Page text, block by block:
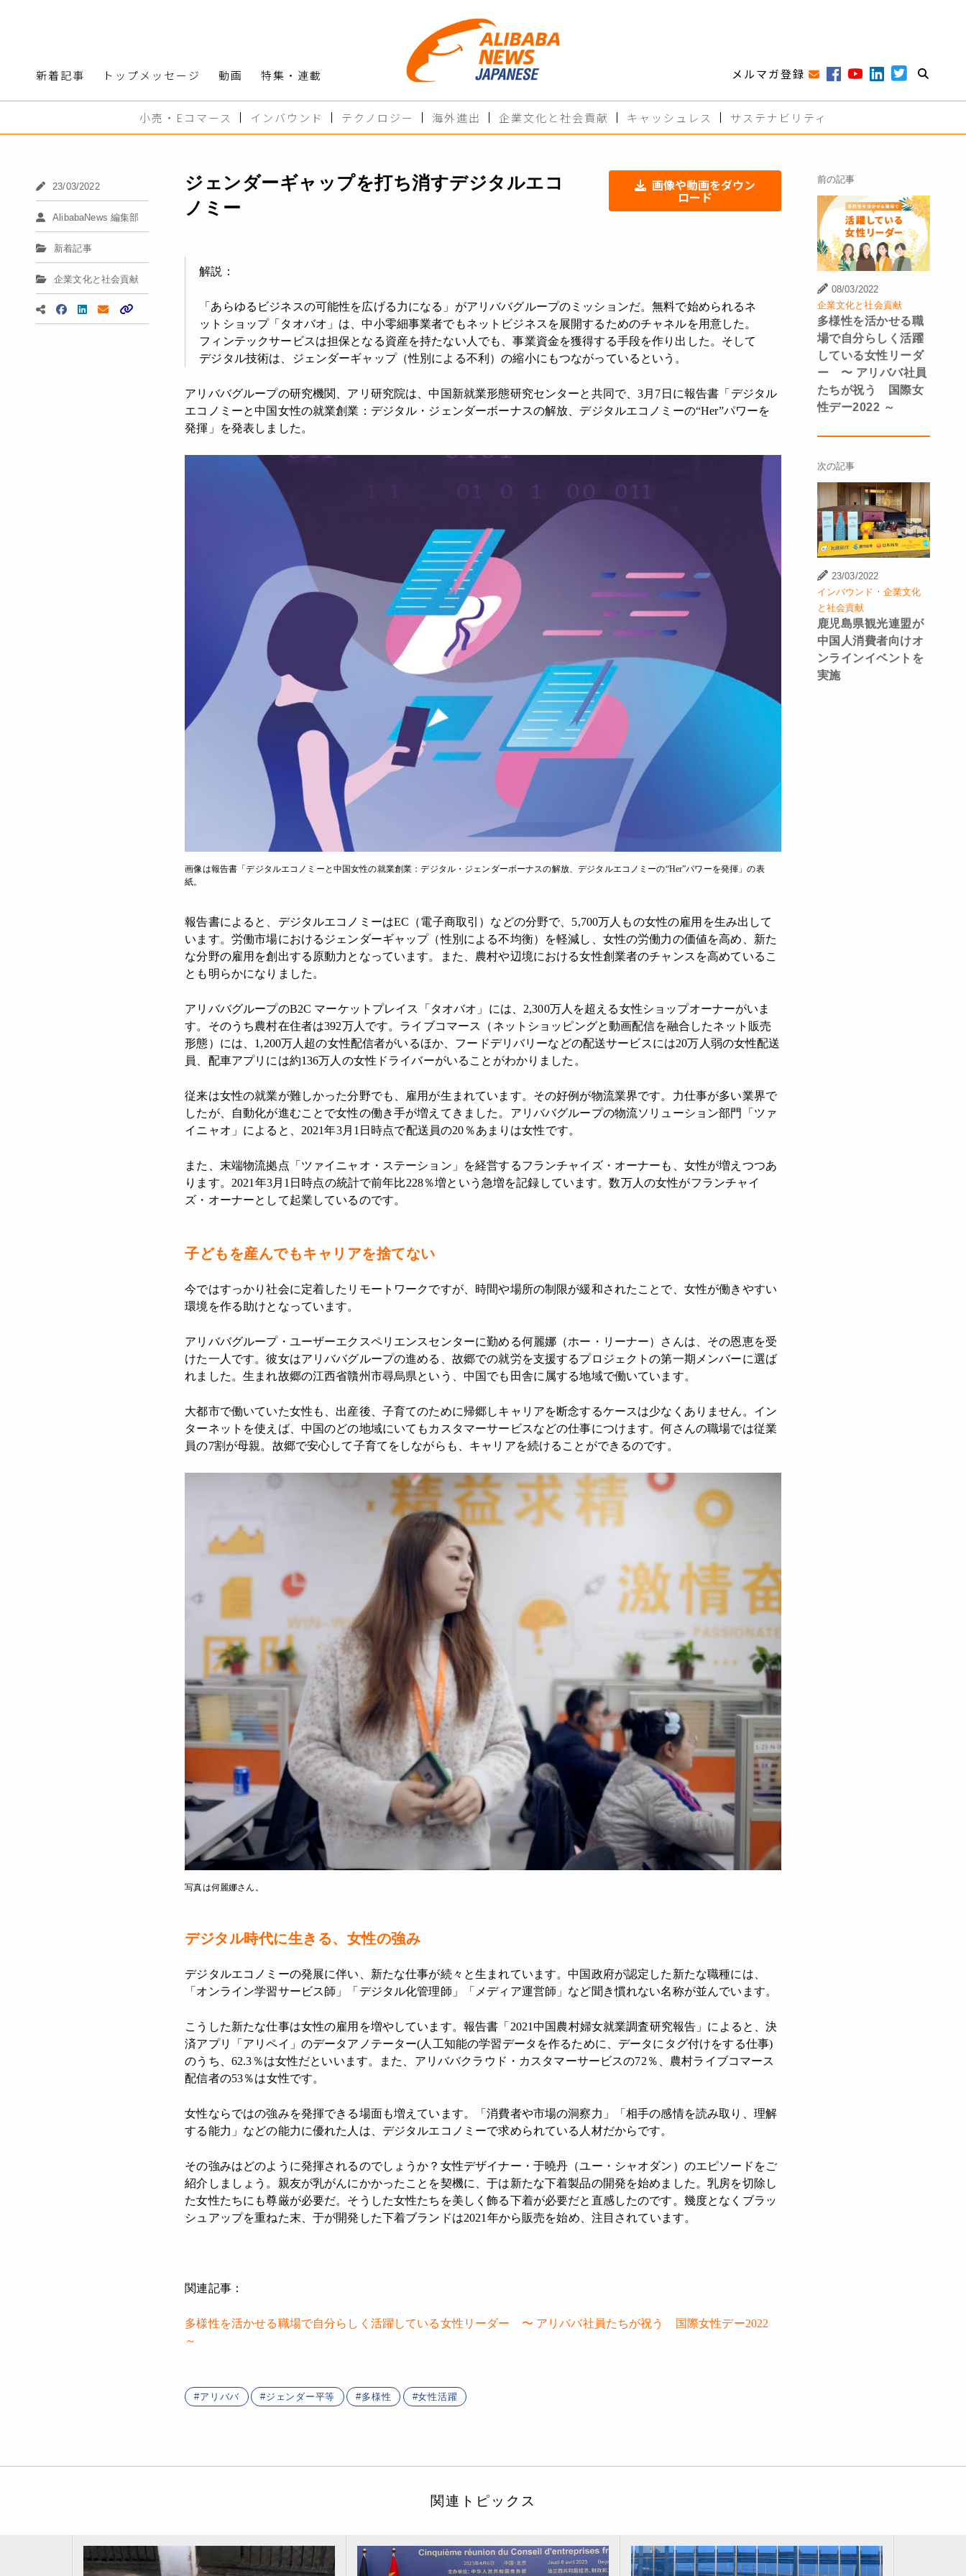
新着記事 トップメッセージ 動画 特集・連載 メルマガ登録
小売・Eコマース インバウンド テクノロジー 海外進出 企業文化と社会貢献 キャッシュレス サステナビリティ
23/03/2022
AlibabaNews 編集部
新着記事
企業文化と社会貢献
ジェンダーギャップを打ち消すデジタルエコ
ノミー
画像や動画をダウン
ロード
解説：
「あらゆるビジネスの可能性を広げる力になる」がアリババグループのミッションだ。無料で始められるネ
ットショップ「タオバオ」は、中小零細事業者でもネットビジネスを展開するためのチャネルを用意した。
フィンテックサービスは担保となる資産を持たない人でも、事業資金を獲得する手段を作り出した。そして
デジタル技術は、ジェンダーギャップ（性別による不利）の縮小にもつながっているという。
アリババグループの研究機関、アリ研究院は、中国新就業形態研究センターと共同で、3月7日に報告書「デジタル
エコノミーと中国女性の就業創業：デジタル・ジェンダーボーナスの解放、デジタルエコノミーの“Her”パワーを
発揮」を発表しました。
画像は報告書「デジタルエコノミーと中国女性の就業創業：デジタル・ジェンダーボーナスの解放、デジタルエコノミーの“Her”パワーを発揮」の表
紙。
報告書によると、デジタルエコノミーはEC（電子商取引）などの分野で、5,700万人もの女性の雇用を生み出して
います。労働市場におけるジェンダーギャップ（性別による不均衡）を軽減し、女性の労働力の価値を高め、新た
な分野の雇用を創出する原動力となっています。また、農村や辺境における女性創業者のチャンスを高めているこ
とも明らかになりました。
アリババグループのB2C マーケットプレイス「タオバオ」には、2,300万人を超える女性ショップオーナーがいま
す。そのうち農村在住者は392万人です。ライブコマース（ネットショッピングと動画配信を融合したネット販売
形態）には、1,200万人超の女性配信者がいるほか、フードデリバリーなどの配送サービスには20万人弱の女性配送
員、配車アプリには約136万人の女性ドライバーがいることがわかりました。
従来は女性の就業が難しかった分野でも、雇用が生まれています。その好例が物流業界です。力仕事が多い業界で
したが、自動化が進むことで女性の働き手が増えてきました。アリババグループの物流ソリューション部門「ツァ
イニャオ」によると、2021年3月1日時点で配送員の20％あまりは女性です。
また、末端物流拠点「ツァイニャオ・ステーション」を経営するフランチャイズ・オーナーも、女性が増えつつあ
ります。2021年3月1日時点の統計で前年比228％増という急増を記録しています。数万人の女性がフランチャイ
ズ・オーナーとして起業しているのです。
子どもを産んでもキャリアを捨てない
今ではすっかり社会に定着したリモートワークですが、時間や場所の制限が緩和されたことで、女性が働きやすい
環境を作る助けとなっています。
アリババグループ・ユーザーエクスペリエンスセンターに勤める何麗娜（ホー・リーナー）さんは、その恩恵を受
けた一人です。彼女はアリババグループの進める、故郷での就労を支援するプロジェクトの第一期メンバーに選ば
れました。生まれ故郷の江西省贛州市尋烏県という、中国でも田舎に属する地域で働いています。
大都市で働いていた女性も、出産後、子育てのために帰郷しキャリアを断念するケースは少なくありません。イン
ターネットを使えば、中国のどの地域にいてもカスタマーサービスなどの仕事につけます。何さんの職場では従業
員の7割が母親。故郷で安心して子育てをしながらも、キャリアを続けることができるのです。
写真は何麗娜さん。
デジタル時代に生きる、女性の強み
デジタルエコノミーの発展に伴い、新たな仕事が続々と生まれています。中国政府が認定した新たな職種には、
「オンライン学習サービス師」「デジタル化管理師」「メディア運営師」など聞き慣れない名称が並んでいます。
こうした新たな仕事は女性の雇用を増やしています。報告書「2021中国農村婦女就業調査研究報告」によると、決
済アプリ「アリペイ」のデータアノテーター(人工知能の学習データを作るために、データにタグ付けをする仕事)
のうち、62.3％は女性だといいます。また、アリババクラウド・カスタマーサービスの72％、農村ライブコマース
配信者の53％は女性です。
女性ならではの強みを発揮できる場面も増えています。「消費者や市場の洞察力」「相手の感情を読み取り、理解
する能力」などの能力に優れた人は、デジタルエコノミーで求められている人材だからです。
その強みはどのように発揮されるのでしょうか？女性デザイナー・于曉丹（ユー・シャオダン）のエピソードをご
紹介しましょう。親友が乳がんにかかったことを契機に、于は新たな下着製品の開発を始めました。乳房を切除し
た女性たちにも尊厳が必要だ。そうした女性たちを美しく飾る下着が必要だと直感したのです。幾度となくブラッ
シュアップを重ねた末、于が開発した下着ブランドは2021年から販売を始め、注目されています。
関連記事：
多様性を活かせる職場で自分らしく活躍している女性リーダー 〜 アリババ社員たちが祝う 国際女性デー2022
～
アリババ ジェンダー平等 多様性 女性活躍
前の記事
08/03/2022
企業文化と社会貢献
多様性を活かせる職
場で自分らしく活躍
している女性リーダ
ー 〜 アリババ社員
たちが祝う 国際女
性デー2022 ～
次の記事
23/03/2022
インバウンド ·企業文化
と社会貢献
鹿児島県観光連盟が
中国人消費者向けオ
ンラインイベントを
実施
関連トピックス